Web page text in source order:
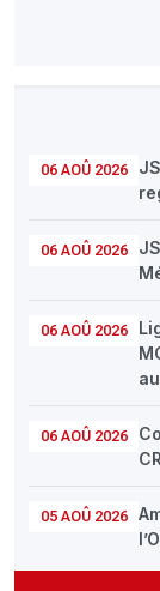
06 AOÛ 2026
06 AOÛ 2026
06 AOÛ 2026
06 AOÛ 2026
05 AOÛ 2026